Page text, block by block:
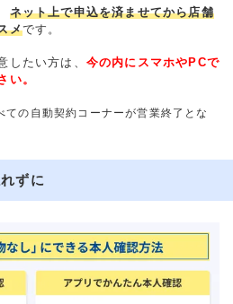
ネット上で申込を済ませてから店舗
メです。
したい方は、 今の内にスマホやPCで
い。
の自動契約コーナーが営業終了とな
ずに